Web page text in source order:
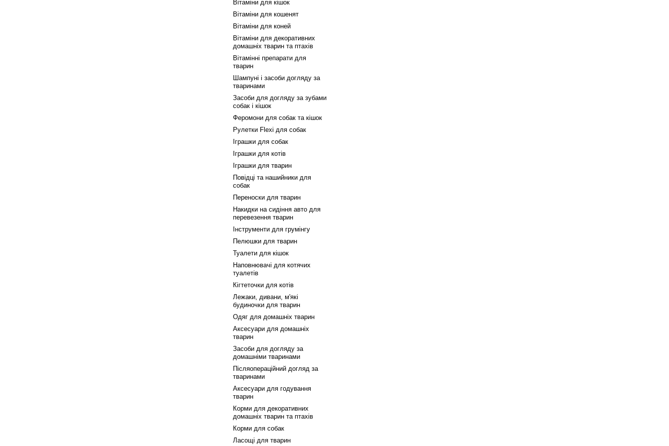
Вітаміни для кішок
Вітаміни для кошенят
Вітаміни для коней
Вітаміни для декоративних
домашніх тварин та птахів
Вітамінні препарати для
тварин
Шампуні і засоби догляду за
тваринами
Засоби для догляду за зубами
собак і кішок
Феромони для собак та кішок
Рулетки Flexi для собак
Іграшки для собак
Іграшки для котів
Іграшки для тварин
Повідці та нашийники для
собак
Переноски для тварин
Накидки на сидіння авто для
перевезення тварин
Інструменти для грумінгу
Пелюшки для тварин
Туалети для кішок
Наповнювачі для котячих
туалетів
Кігтеточки для котів
Лежаки, дивани, м'які
будиночки для тварин
Одяг для домашніх тварин
Аксесуари для домашніх
тварин
Засоби для догляду за
домашніми тваринами
Післяопераційний догляд за
тваринами
Аксесуари для годування
тварин
Корми для декоративних
домашніх тварин та птахів
Корми для собак
Ласощі для тварин